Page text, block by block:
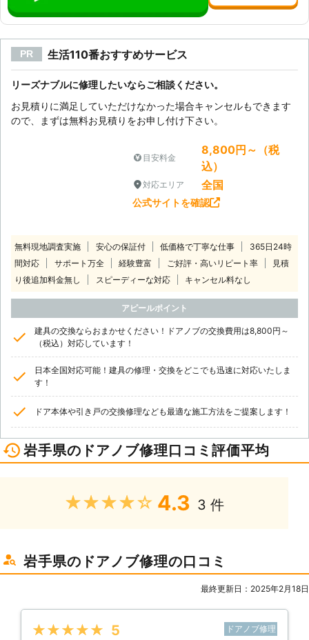
PR 生活110番おすすめサービス
リーズナブルに修理したいならご相談ください。
お見積りに満足していただけなかった場合キャンセルもできます
ので、まずは無料お見積りをお申し付け下さい。
目安料金
8,800円～（税
込）
対応エリア 全国
公式サイトを確認
無料現地調査実施 安心の保証付 低価格で丁寧な仕事
365日24時
間対応
サポート万全 経験豊富 ご好評・高いリピート率
見積
り後追加料金無し
スピーディーな対応 キャンセル料なし
アピールポイント
建具の交換ならおまかせください！ドアノブの交換費用は8,800円～
（税込）対応しています！
日本全国対応可能！建具の修理・交換をどこでも迅速に対応いたしま
す！
ドア本体や引き戸の交換修理なども最適な施工方法をご提案します！
岩手県のドアノブ修理口コミ評価平均
★★★★★ 4.3 3 件
岩手県のドアノブ修理の口コミ
最終更新日：2025年2月18日
★★★★★ 5 ドアノブ修理